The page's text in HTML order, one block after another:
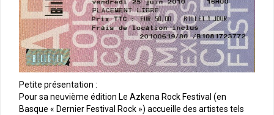
Petite présentation :
Pour sa neuvième édition Le Azkena Rock Festival (en
Basque « Dernier Festival Rock ») accueille des artistes tels